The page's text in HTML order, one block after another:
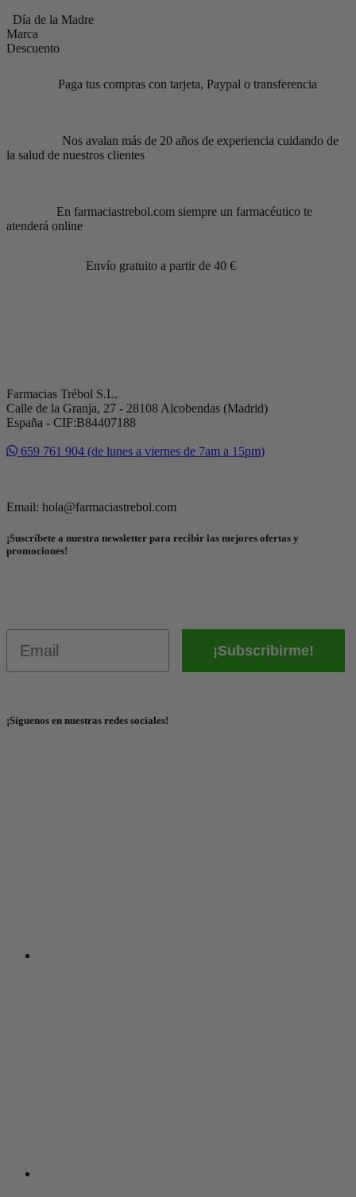
Día de la Madre
Marca
Descuento
Paga tus compras con tarjeta, Paypal o transferencia
Nos avalan más de 20 años de experiencia cuidando de
la salud de nuestros clientes
En farmaciastrebol.com siempre un farmacéutico te
atenderá online
Envío gratuito a partir de 40 €
Farmacias Trébol S.L.
Calle de la Granja, 27 - 28108 Alcobendas (Madrid)
España - CIF:B84407188
659 761 904 (de lunes a viernes de 7am a 15pm)
Email: hola@farmaciastrebol.com
¡Suscríbete a nuestra newsletter para recibir las mejores ofertas y
promociones!
¡Subscribirme!
¡Síguenos en nuestras redes sociales!